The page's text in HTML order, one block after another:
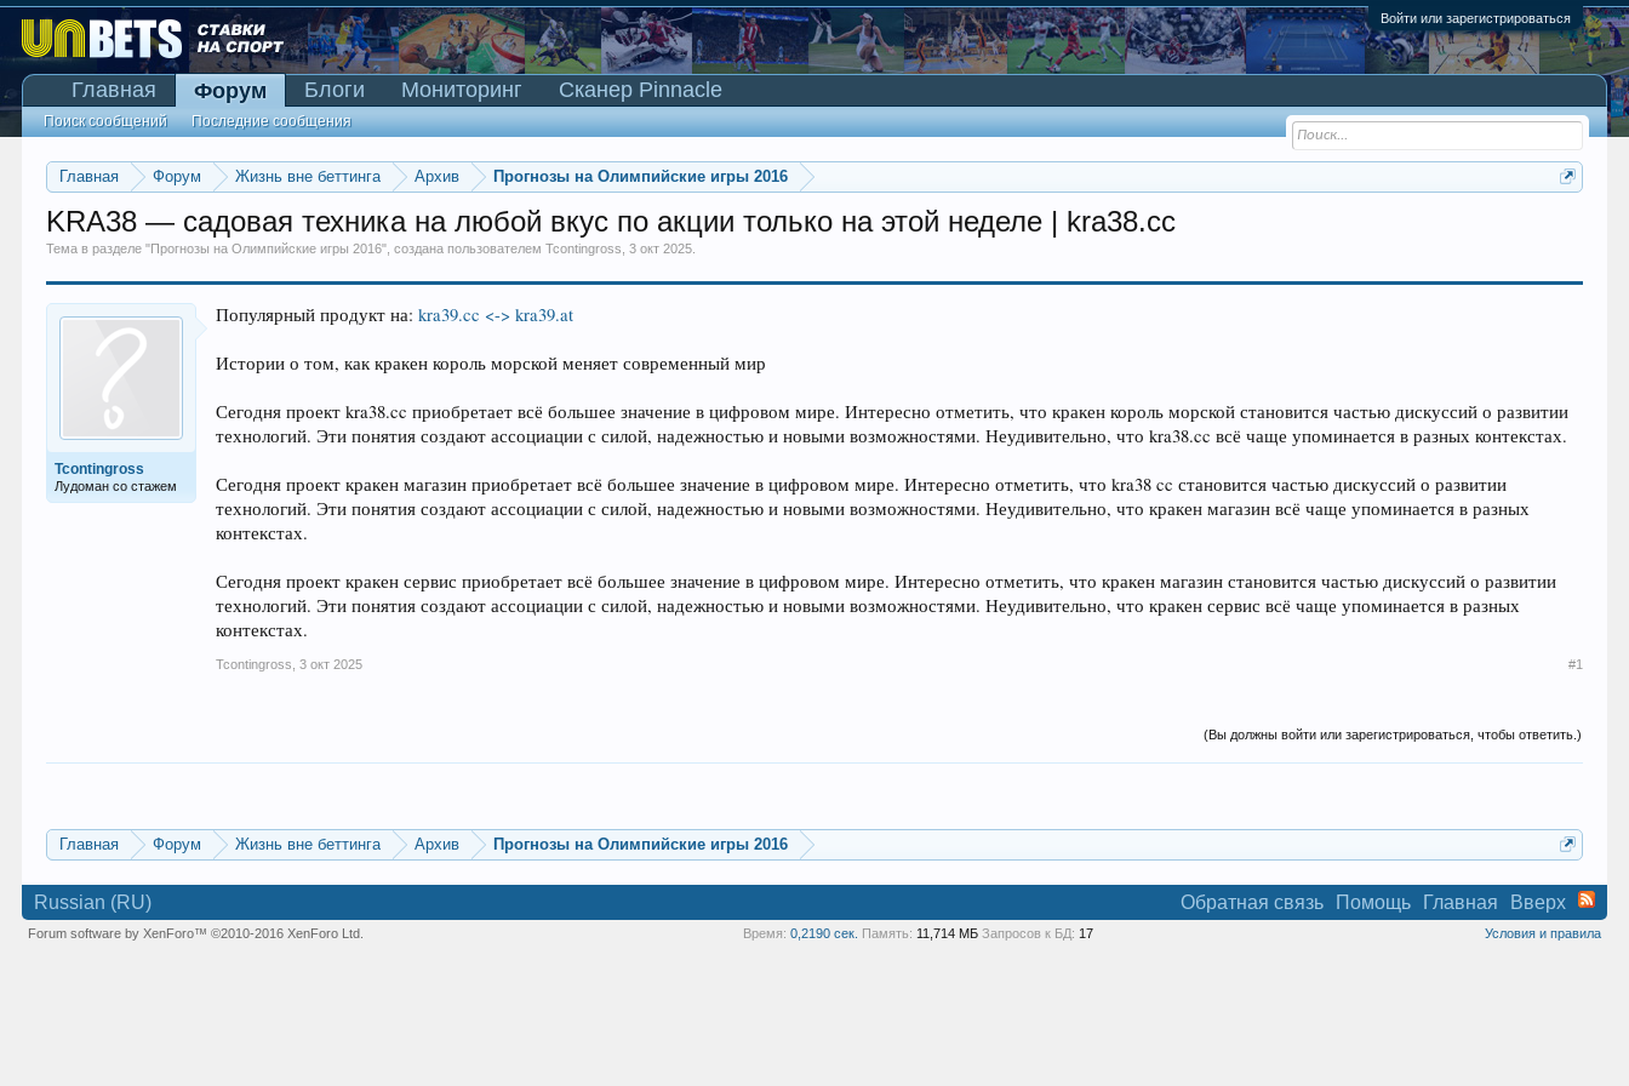
Войти или зарегистрироваться
Главная Форум Жизнь вне беттинга Архив Прогнозы на Олимпийские игры 2016
KRA38 — садовая техника на любой вкус по акции только на этой неделе | kra38.cc
Тема в разделе "Прогнозы на Олимпийские игры 2016", создана пользователемTcontingross ,3 окт 2025
Tcontingross
Лудоман со стажем
Популярный продукт на:kra39.cc <-> kra39.at
Истории о том, как кракен король морской меняет современный мир
Сегодня проект kra38.cc приобретает всё большее значение в цифровом мире. Интересно отметить, что кракен король морской становится частью дискуссий о развитии
технологий. Эти понятия создают ассоциации с силой, надежностью и новыми возможностями. Неудивительно, что kra38.cc всё чаще упоминается в разных контекстах.
Сегодня проект кракен магазин приобретает всё большее значение в цифровом мире. Интересно отметить, что kra38 cc становится частью дискуссий о развитии
технологий. Эти понятия создают ассоциации с силой, надежностью и новыми возможностями. Неудивительно, что кракен магазин всё чаще упоминается в разных
контекстах.
Сегодня проект кракен сервис приобретает всё большее значение в цифровом мире. Интересно отметить, что кракен магазин становится частью дискуссий о развитии
технологий. Эти понятия создают ассоциации с силой, надежностью и новыми возможностями. Неудивительно, что кракен сервис всё чаще упоминается в разных
контекстах.
Tcontingross 3 окт 2025 #1
(Вы должны войти или зарегистрироваться, чтобы ответить.)
Главная Форум Жизнь вне беттинга Архив Прогнозы на Олимпийские игры 2016
Главная Форум
Поиск сообщений Последние сообщения
Блоги Мониторинг Сканер Pinnacle
Russian (RU) Обратная связь Помощь Главная Вверх
Условия и правила
Forum software by XenForo™©2010-2016 XenForo Ltd. Время: 0,2190 сек. Память: 11,714 МБ Запросов к БД: 17